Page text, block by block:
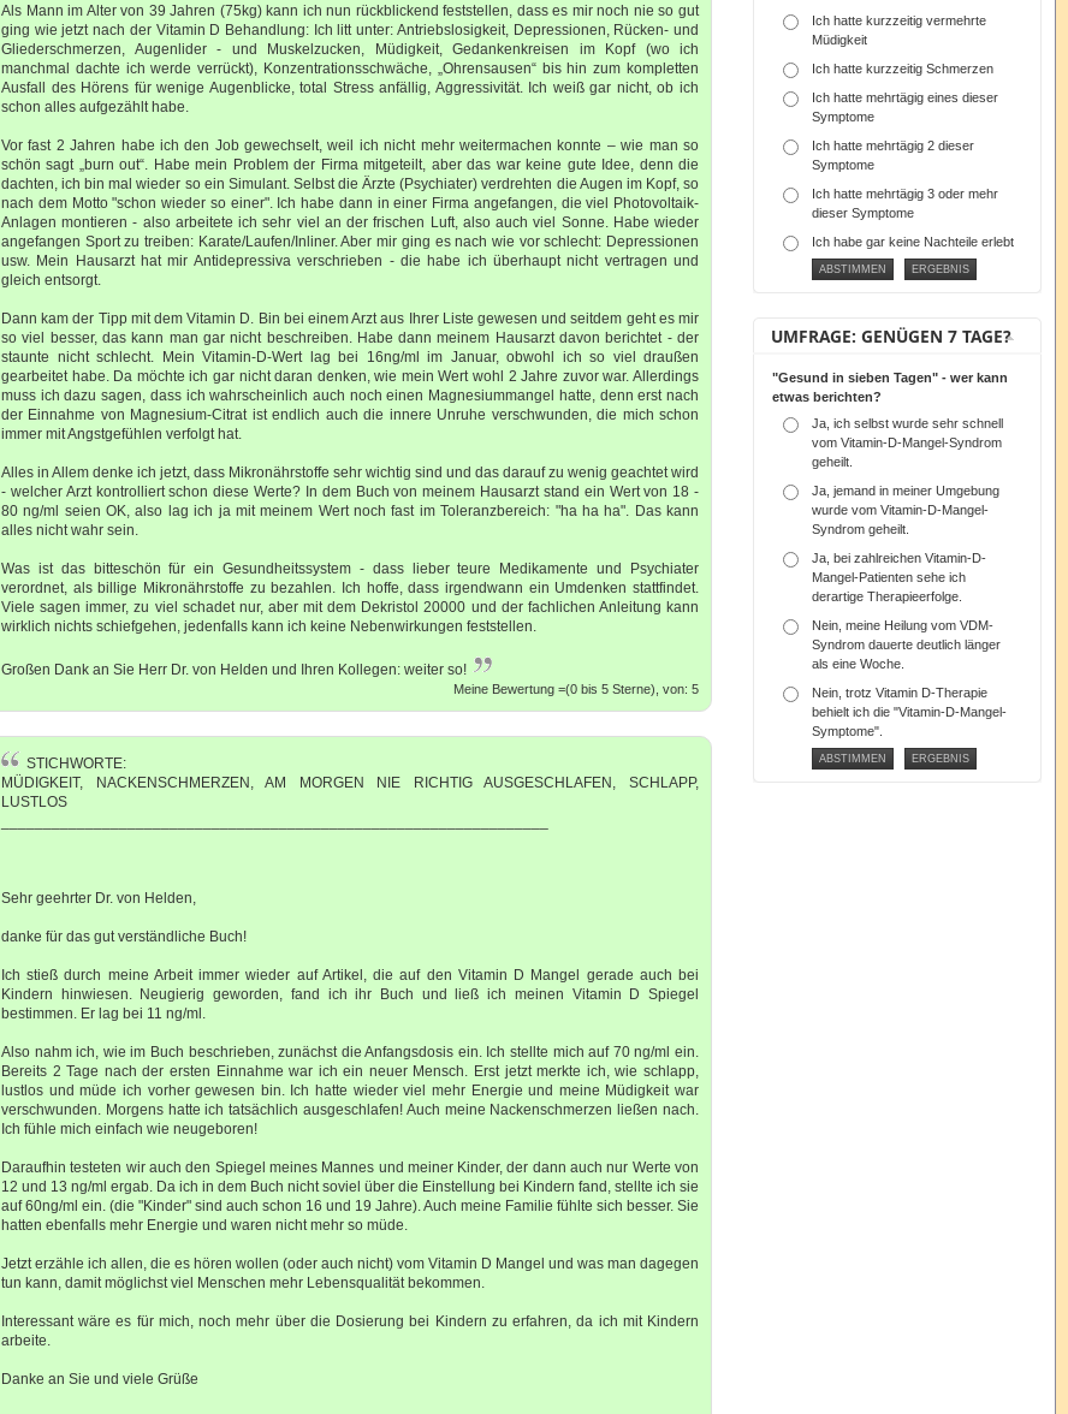
Als Mann im Alter von 39 Jahren (75kg) kann ich nun rückblickend feststellen, dass es mir noch nie so gut
ging wie jetzt nach der Vitamin D Behandlung: Ich litt unter: Antriebslosigkeit, Depressionen, Rücken- und
Gliederschmerzen, Augenlider - und Muskelzucken, Müdigkeit, Gedankenkreisen im Kopf (wo ich
manchmal dachte ich werde verrückt), Konzentrationsschwäche, „Ohrensausen“ bis hin zum kompletten
Ausfall des Hörens für wenige Augenblicke, total Stress anfällig, Aggressivität. Ich weiß gar nicht, ob ich
schon alles aufgezählt habe.
Vor fast 2 Jahren habe ich den Job gewechselt, weil ich nicht mehr weitermachen konnte – wie man so
schön sagt „burn out“. Habe mein Problem der Firma mitgeteilt, aber das war keine gute Idee, denn die
dachten, ich bin mal wieder so ein Simulant. Selbst die Ärzte (Psychiater) verdrehten die Augen im Kopf, so
nach dem Motto "schon wieder so einer". Ich habe dann in einer Firma angefangen, die viel Photovoltaik-
Anlagen montieren - also arbeitete ich sehr viel an der frischen Luft, also auch viel Sonne. Habe wieder
angefangen Sport zu treiben: Karate/Laufen/Inliner. Aber mir ging es nach wie vor schlecht: Depressionen
usw. Mein Hausarzt hat mir Antidepressiva verschrieben - die habe ich überhaupt nicht vertragen und
gleich entsorgt.
Dann kam der Tipp mit dem Vitamin D. Bin bei einem Arzt aus Ihrer Liste gewesen und seitdem geht es mir
so viel besser, das kann man gar nicht beschreiben. Habe dann meinem Hausarzt davon berichtet - der
staunte nicht schlecht. Mein Vitamin-D-Wert lag bei 16ng/ml im Januar, obwohl ich so viel draußen
gearbeitet habe. Da möchte ich gar nicht daran denken, wie mein Wert wohl 2 Jahre zuvor war. Allerdings
muss ich dazu sagen, dass ich wahrscheinlich auch noch einen Magnesiummangel hatte, denn erst nach
der Einnahme von Magnesium-Citrat ist endlich auch die innere Unruhe verschwunden, die mich schon
immer mit Angstgefühlen verfolgt hat.
Alles in Allem denke ich jetzt, dass Mikronährstoffe sehr wichtig sind und das darauf zu wenig geachtet wird
- welcher Arzt kontrolliert schon diese Werte? In dem Buch von meinem Hausarzt stand ein Wert von 18 -
80 ng/ml seien OK, also lag ich ja mit meinem Wert noch fast im Toleranzbereich: "ha ha ha". Das kann
alles nicht wahr sein.
Was ist das bitteschön für ein Gesundheitssystem - dass lieber teure Medikamente und Psychiater
verordnet, als billige Mikronährstoffe zu bezahlen. Ich hoffe, dass irgendwann ein Umdenken stattfindet.
Viele sagen immer, zu viel schadet nur, aber mit dem Dekristol 20000 und der fachlichen Anleitung kann
wirklich nichts schiefgehen, jedenfalls kann ich keine Nebenwirkungen feststellen.
Großen Dank an Sie Herr Dr. von Helden und Ihren Kollegen: weiter so!
Meine Bewertung =(0 bis 5 Sterne), von: 5
STICHWORTE:
MÜDIGKEIT, NACKENSCHMERZEN, AM MORGEN NIE RICHTIG AUSGESCHLAFEN, SCHLAPP,
LUSTLOS
Sehr geehrter Dr. von Helden,
danke für das gut verständliche Buch!
Ich stieß durch meine Arbeit immer wieder auf Artikel, die auf den Vitamin D Mangel gerade auch bei
Kindern hinwiesen. Neugierig geworden, fand ich ihr Buch und ließ ich meinen Vitamin D Spiegel
bestimmen. Er lag bei 11 ng/ml.
Also nahm ich, wie im Buch beschrieben, zunächst die Anfangsdosis ein. Ich stellte mich auf 70 ng/ml ein.
Bereits 2 Tage nach der ersten Einnahme war ich ein neuer Mensch. Erst jetzt merkte ich, wie schlapp,
lustlos und müde ich vorher gewesen bin. Ich hatte wieder viel mehr Energie und meine Müdigkeit war
verschwunden. Morgens hatte ich tatsächlich ausgeschlafen! Auch meine Nackenschmerzen ließen nach.
Ich fühle mich einfach wie neugeboren!
Daraufhin testeten wir auch den Spiegel meines Mannes und meiner Kinder, der dann auch nur Werte von
12 und 13 ng/ml ergab. Da ich in dem Buch nicht soviel über die Einstellung bei Kindern fand, stellte ich sie
auf 60ng/ml ein. (die "Kinder" sind auch schon 16 und 19 Jahre). Auch meine Familie fühlte sich besser. Sie
hatten ebenfalls mehr Energie und waren nicht mehr so müde.
Jetzt erzähle ich allen, die es hören wollen (oder auch nicht) vom Vitamin D Mangel und was man dagegen
tun kann, damit möglichst viel Menschen mehr Lebensqualität bekommen.
Interessant wäre es für mich, noch mehr über die Dosierung bei Kindern zu erfahren, da ich mit Kindern
arbeite.
Danke an Sie und viele Grüße
Ich hatte kurzzeitig vermehrte
Müdigkeit
Ich hatte kurzzeitig Schmerzen
Ich hatte mehrtägig eines dieser
Symptome
Ich hatte mehrtägig 2 dieser
Symptome
Ich hatte mehrtägig 3 oder mehr
dieser Symptome
Ich habe gar keine Nachteile erlebt
UMFRAGE: GENÜGEN 7 TAGE?
"Gesund in sieben Tagen" - wer kann
etwas berichten?
Ja, ich selbst wurde sehr schnell
vom Vitamin-D-Mangel-Syndrom
geheilt.
Ja, jemand in meiner Umgebung
wurde vom Vitamin-D-Mangel-
Syndrom geheilt.
Ja, bei zahlreichen Vitamin-D-
Mangel-Patienten sehe ich
derartige Therapieerfolge.
Nein, meine Heilung vom VDM-
Syndrom dauerte deutlich länger
als eine Woche.
Nein, trotz Vitamin D-Therapie
behielt ich die "Vitamin-D-Mangel-
Symptome".